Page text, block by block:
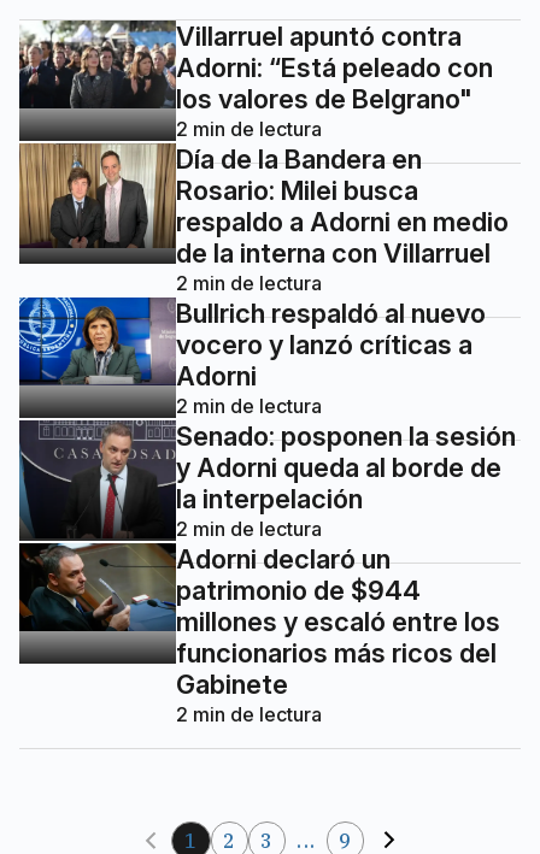
Villarruel apuntó contra
Adorni: “Está peleado con
los valores de Belgrano"
2 min de lectura
Día de la Bandera en
Rosario: Milei busca
respaldo a Adorni en medio
de la interna con Villarruel
2 min de lectura
Bullrich respaldó al nuevo
vocero y lanzó críticas a
Adorni
2 min de lectura
Senado: posponen la sesión
y Adorni queda al borde de
la interpelación
2 min de lectura
Adorni declaró un
patrimonio de $944
millones y escaló entre los
funcionarios más ricos del
Gabinete
2 min de lectura
1 2 3 ... 9